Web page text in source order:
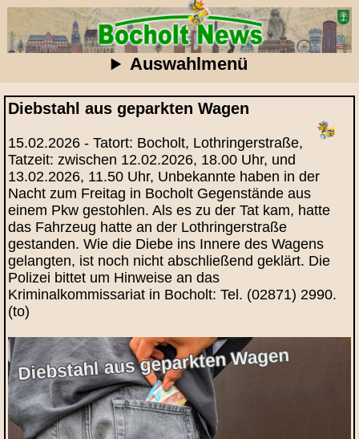
Auswahlmenü
Diebstahl aus geparkten Wagen
15.02.2026 - Tatort: Bocholt, Lothringerstraße,
Tatzeit: zwischen 12.02.2026, 18.00 Uhr, und
13.02.2026, 11.50 Uhr, Unbekannte haben in der
Nacht zum Freitag in Bocholt Gegenstände aus
einem Pkw gestohlen. Als es zu der Tat kam, hatte
das Fahrzeug hatte an der Lothringerstraße
gestanden. Wie die Diebe ins Innere des Wagens
gelangten, ist noch nicht abschließend geklärt. Die
Polizei bittet um Hinweise an das
Kriminalkommissariat in Bocholt: Tel. (02871) 2990.
(to)